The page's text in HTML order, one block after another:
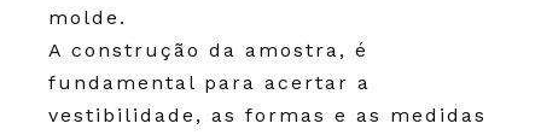
molde.
A construção da amostra, é
fundamental para acertar a
vestibilidade, as formas e as medidas